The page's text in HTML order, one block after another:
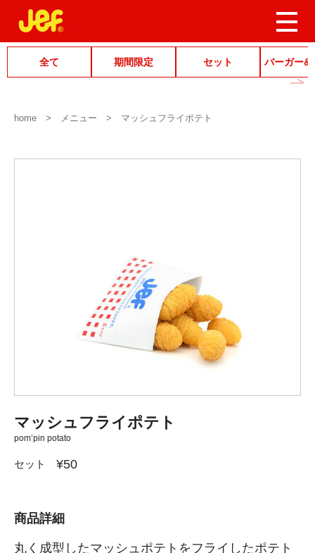
全て 期間限定 セット バーガー&
home メニュー マッシュフライポテト
マッシュフライポテト
pom’pin potato
セット ¥50
商品詳細
丸く成型したマッシュポテトをフライしたポテト